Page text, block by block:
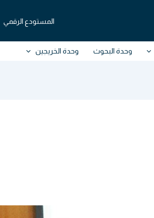
المستودع الرقمي
وحدة البحوث وحدة الخريجين